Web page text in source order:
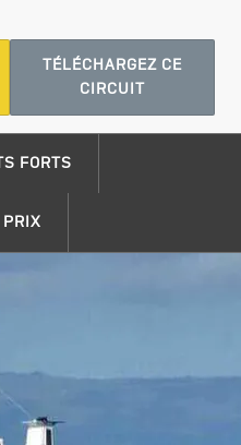
TÉLÉCHARGEZ CE
CIRCUIT
FORTS
PRIX